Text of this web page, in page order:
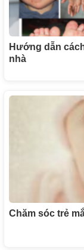
Hướng dẫn
nhà
Chăm sóc trẻ